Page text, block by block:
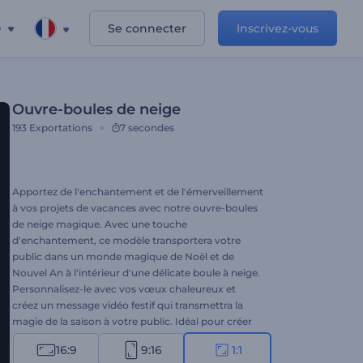
Se connecter Inscrivez-vous
Ouvre-boules de neige
193 Exportations 7 secondes
Apportez de l'enchantement et de l'émerveillement
à vos projets de vacances avec notre ouvre-boules
de neige magique. Avec une touche
d'enchantement, ce modèle transportera votre
public dans un monde magique de Noël et de
Nouvel An à l'intérieur d'une délicate boule à neige.
Personnalisez-le avec vos vœux chaleureux et
créez un message vidéo festif qui transmettra la
magie de la saison à votre public. Idéal pour créer
des introductions chaleureuses et mémorables, des
vidéos de bienvenue, des ouvertures festives sur les
16:9 9:16 1:1